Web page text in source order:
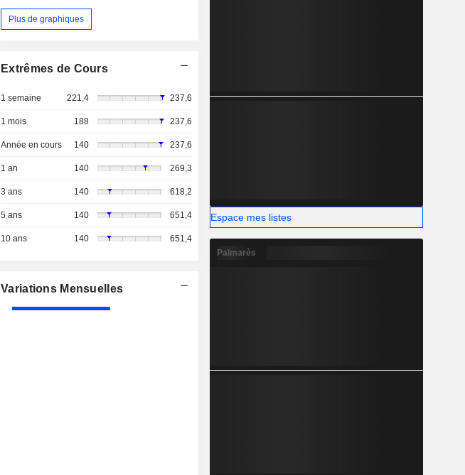
Plus de graphiques
Extrêmes de Cours
1 semaine 221,4 237,6
1 mois 188 237,6
Année en cours 140 237,6
1 an 140 269,3
3 ans 140 618,2
5 ans 140 651,4
10 ans 140 651,4
Variations Mensuelles
Espace mes listes
Palmarès